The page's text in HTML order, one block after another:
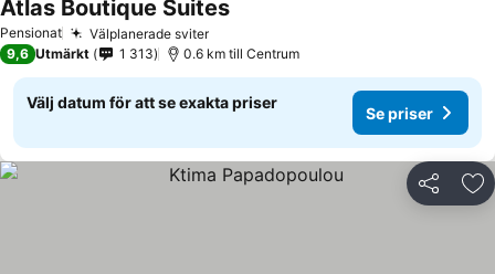
Pensionat Välplanerade sviter
Atlas Boutique Suites
9,6 Utmärkt 1 313 0.6 km till Centrum
Välj datum för att se exakta priser
Se priser
Dela